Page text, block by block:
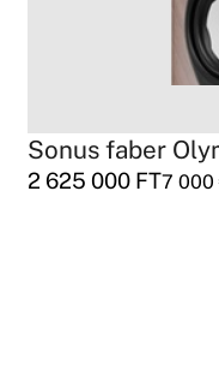
Sonus faber
2 625 000 FT7 000